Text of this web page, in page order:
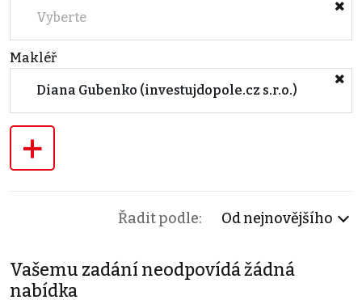
Vyberte
Makléř
Diana Gubenko (investujdopole.cz s.r.o.)
+
Řadit podle: Od nejnovějšího
Vašemu zadání neodpovídá žádná
nabídka